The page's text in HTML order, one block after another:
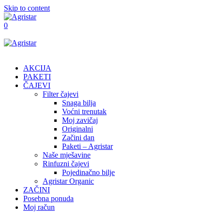
Skip to content
0
AKCIJA
PAKETI
ČAJEVI
Filter čajevi
Snaga bilja
Voćni trenutak
Moj zavičaj
Originalni
Začini dan
Paketi – Agristar
Naše mješavine
Rinfuzni čajevi
Pojedinačno bilje
Agristar Organic
ZAČINI
Posebna ponuda
Moj račun